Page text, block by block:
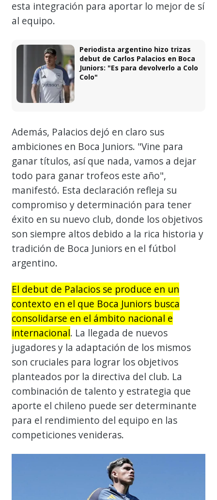
esta integración para aportar lo mejor de sí
al equipo.
Periodista argentino hizo trizas
debut de Carlos Palacios en Boca
Juniors: "Es para devolverlo a Colo
Colo"
Además, Palacios dejó en claro sus
ambiciones en Boca Juniors. "Vine para
ganar títulos, así que nada, vamos a dejar
todo para ganar trofeos este año",
manifestó. Esta declaración refleja su
compromiso y determinación para tener
éxito en su nuevo club, donde los objetivos
son siempre altos debido a la rica historia y
tradición de Boca Juniors en el fútbol
argentino.
El debut de Palacios se produce en un
contexto en el que Boca Juniors busca
consolidarse en el ámbito nacional e
internacional. La llegada de nuevos
jugadores y la adaptación de los mismos
son cruciales para lograr los objetivos
planteados por la directiva del club. La
combinación de talento y estrategia que
aporte el chileno puede ser determinante
para el rendimiento del equipo en las
competiciones venideras.